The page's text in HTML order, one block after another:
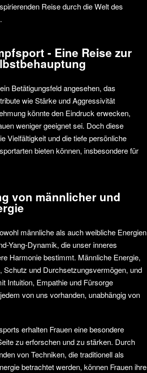
Reise durch die Welt des
- Eine Reise zur
Betätigungsfeld angesehen, das
wie Stärke und Aggressivität
könnte den Eindruck erwecken,
weniger geeignet sei. Doch diese
Vielfältigkeit und die tiefe persönliche
bieten können, insbesondere für
von männlicher und
männliche als auch weibliche Energien
Yang-Dynamik, die unser inneres
Harmonie bestimmt. Männliche Energie,
Schutz und Durchsetzungsvermögen, und
Intuition, Empathie und Fürsorge
von uns vorhanden, unabhängig von
erhalten Frauen eine besondere
zu erforschen und zu stärken. Durch
von Techniken, die traditionell als
betrachtet werden, können Frauen ihre